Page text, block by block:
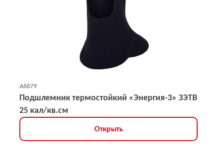
А6679
Подшлемник термостойкий «Энергия-3» ЗЭТВ
25 кал/кв.см
Открыть